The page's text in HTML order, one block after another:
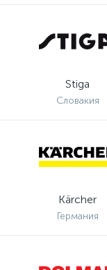
Stiga
Словакия
Kärcher
Германия